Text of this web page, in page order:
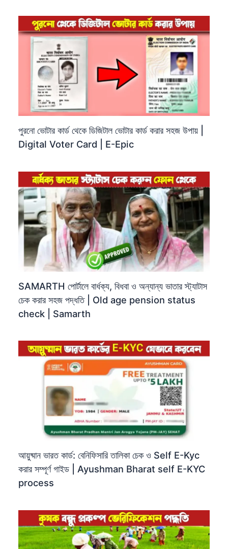
পুরনো ভোটার কার্ড থেকে ডিজিটাল ভোটার কার্ড করার সহজ উপায় |
Digital Voter Card | E-Epic
SAMARTH পোর্টালে বার্ধক্য, বিধবা ও অন্যান্য ভাতার স্ট্যাটাস
চেক করার সহজ পদ্ধতি | Old age pension status
check | Samarth
আয়ুষ্মান ভারত কার্ড: বেনিফিসারি তালিকা চেক ও Self E-Kyc
করার সম্পূর্ণ গাইড | Ayushman Bharat self E-KYC
process